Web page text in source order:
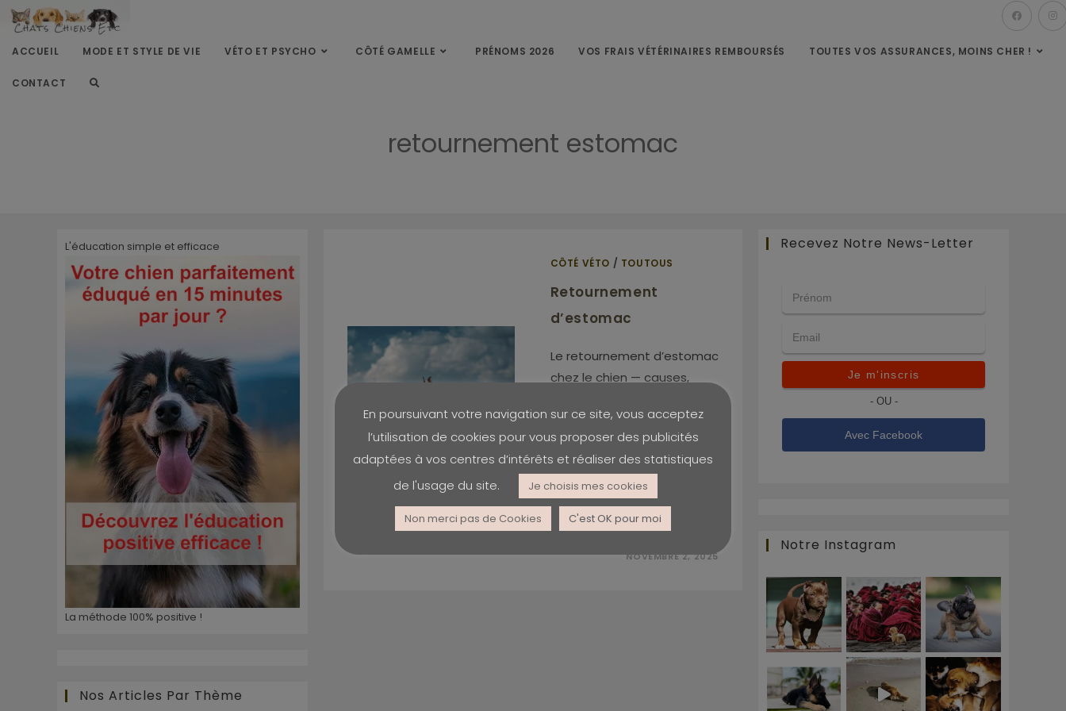
ACCUEIL MODE ET STYLE DE VIE VÉTO ET PSYCHO CÔTÉ GAMELLE PRÉNOMS 2026 VOS FRAIS VÉTÉRINAIRES REMBOURSÉS TOUTES VOS ASSURANCES, MOINS CHER !
CONTACT
retournement estomac
CÔTÉ VÉTO / TOUTOUS
Retournement
d’estomac
Le retournement d’estomac
chez le chien — causes,
Retournement d’estomac
chez le chien (GDV) :
attention danger Le
syndrome de dilatation-
torsion de l’estomac…
NOVEMBRE 2, 2025
L'éducation simple et efficace
La méthode 100% positive !
Nos Articles Par Thème
Recevez Notre News-Letter
Je m'inscris
- OU -
Avec Facebook
Notre Instagram
En poursuivant votre navigation sur ce site, vous acceptez
l’utilisation de cookies pour vous proposer des publicités
adaptées à vos centres d’intérêts et réaliser des statistiques
de l'usage du site.
Je choisis mes cookies
Non merci pas de Cookies C'est OK pour moi